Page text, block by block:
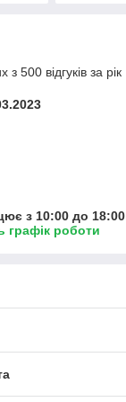
500 відгуків за рік
з 10:00 до 18:00
графік роботи